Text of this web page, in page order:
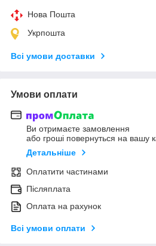
Нова Пошта
Укрпошта
Всі умови доставки
Умови оплати
Ви отримаєте замовлення
або гроші повернуться на вашу
Детальніше
Оплатити частинами
Післяплата
Оплата на рахунок
Всі умови оплати